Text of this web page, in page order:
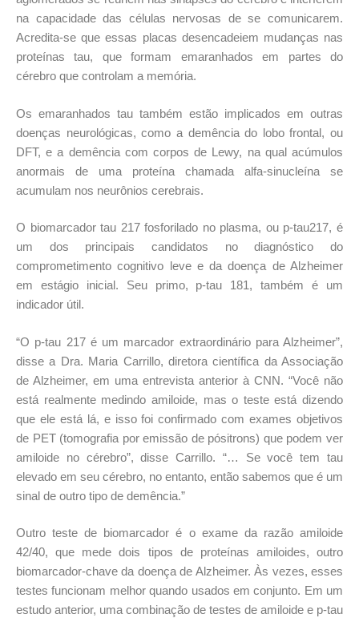
na capacidade das células nervosas de se comunicarem.
Acredita-se que essas placas desencadeiem mudanças nas
proteínas tau, que formam emaranhados em partes do
cérebro que controlam a memória.
Os emaranhados tau também estão implicados em outras
doenças neurológicas, como a demência do lobo frontal, ou
DFT, e a demência com corpos de Lewy, na qual acúmulos
anormais de uma proteína chamada alfa-sinucleína se
acumulam nos neurônios cerebrais.
O biomarcador tau 217 fosforilado no plasma, ou p-tau217, é
um dos principais candidatos no diagnóstico do
comprometimento cognitivo leve e da doença de Alzheimer
em estágio inicial. Seu primo, p-tau 181, também é um
indicador útil.
“O p-tau 217 é um marcador extraordinário para Alzheimer”,
disse a Dra. Maria Carrillo, diretora científica da Associação
de Alzheimer, em uma entrevista anterior à CNN. “Você não
está realmente medindo amiloide, mas o teste está dizendo
que ele está lá, e isso foi confirmado com exames objetivos
de PET (tomografia por emissão de pósitrons) que podem ver
amiloide no cérebro”, disse Carrillo. “… Se você tem tau
elevado em seu cérebro, no entanto, então sabemos que é um
sinal de outro tipo de demência.”
Outro teste de biomarcador é o exame da razão amiloide
42/40, que mede dois tipos de proteínas amiloides, outro
biomarcador-chave da doença de Alzheimer. Às vezes, esses
testes funcionam melhor quando usados em conjunto. Em um
estudo anterior, uma combinação de testes de amiloide e p-tau